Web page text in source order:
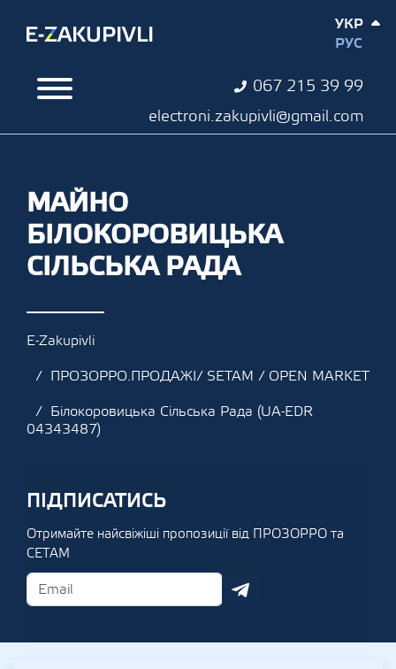
067 215 39 99
electroni.zakupivli@gmail.com
УКР
РУС
МАЙНО
БІЛОКОРОВИЦЬКА
СІЛЬСЬКА РАДА
E-Zakupivli
ПРОЗОРРО.ПРОДАЖІ/ SETAM / OPEN MARKET
Білокоровицька Сільська Рада (UA-EDR
04343487)
ПІДПИСАТИСЬ
Отримайте найсвіжіші пропозиції від ПРОЗОРРО та
СЕТАМ